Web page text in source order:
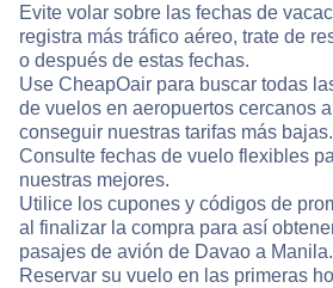
Evite volar sobre las fechas de
registra más tráfico aéreo, trate de
o después de estas fechas.
Use CheapOair para buscar todas
de vuelos en aeropuertos cercanos
conseguir nuestras tarifas más bajas.
Consulte fechas de vuelo flexibles
nuestras mejores.
Utilice los cupones y códigos de
al finalizar la compra para así
pasajes de avión de Davao a Manila.
Reservar su vuelo en las primeras